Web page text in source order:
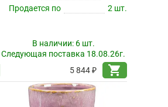
Продается по
2 шт.
В наличии: 6 шт.
Следующая поставка 18.08.26г.
5 844 ₽
shopping_cart